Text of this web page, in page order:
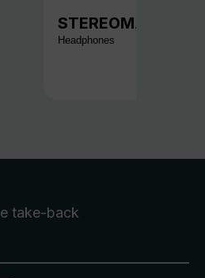
STEREOMAN 3
Headphones
take-back